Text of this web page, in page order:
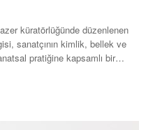
küratörlüğünde düzenlenen
sanatçının kimlik, bellek ve
pratiğine kapsamlı bir